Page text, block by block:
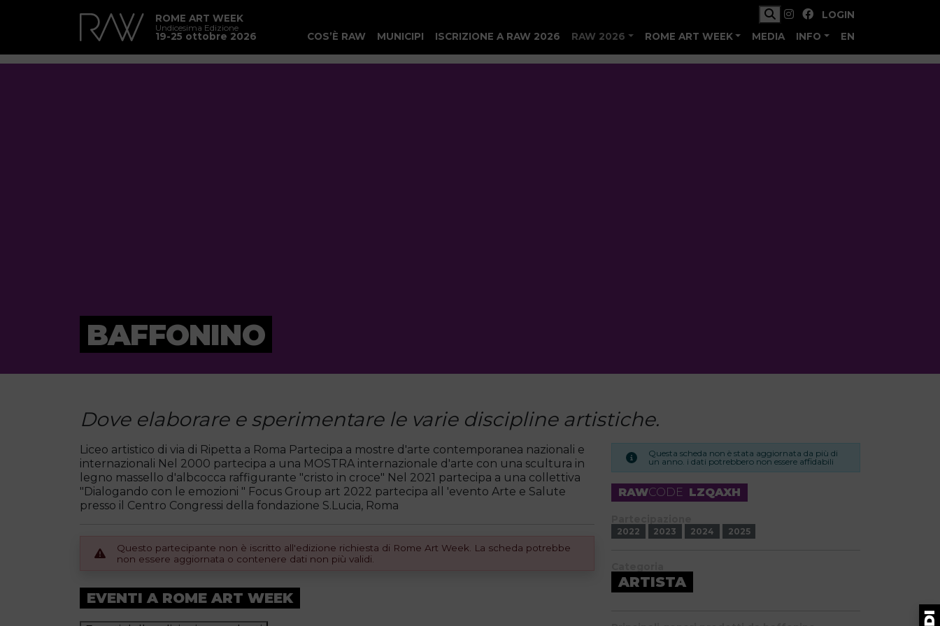
ROME ART WEEK
Undicesima Edizione
19-25 ottobre 2026
LOGIN
COS’È RAW
MUNICIPI ISCRIZIONE A RAW 2026 RAW 2026 ROME ART WEEK MEDIA INFO EN
BAFFONINO
Dove elaborare e sperimentare le varie discipline artistiche.
Liceo artistico di via di Ripetta a Roma Partecipa a mostre d'arte contemporanea nazionali e
internazionali Nel 2000 partecipa a una MOSTRA internazionale d'arte con una scultura in
legno massello d'albcocca raffigurante "cristo in croce" Nel 2021 partecipa a una collettiva
"Dialogando con le emozioni " Focus Group art 2022 partecipa all 'evento Arte e Salute
presso il Centro Congressi della fondazione S.Lucia, Roma
Questo partecipante non è iscritto all'edizione richiesta di Rome Art Week. La scheda potrebbe
non essere aggiornata o contenere dati non più validi.
EVENTI A ROME ART WEEK
Questa scheda non è stata aggiornata da più di
un anno. i dati potrebbero non essere affidabili
RAWCODE LZQAXH
2022 2023 2024 2025
ARTISTA